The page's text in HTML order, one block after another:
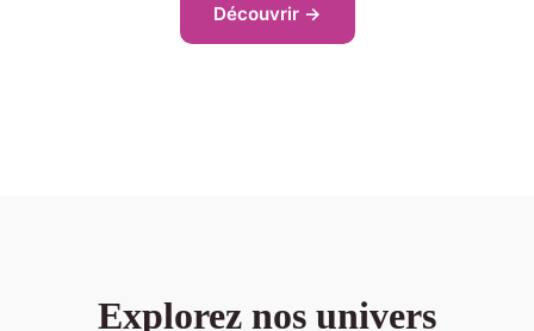
Découvrir →
Explorez nos univers